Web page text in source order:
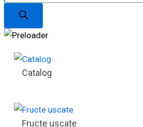
o
o
k
r
a
Catalog
Fructe uscate